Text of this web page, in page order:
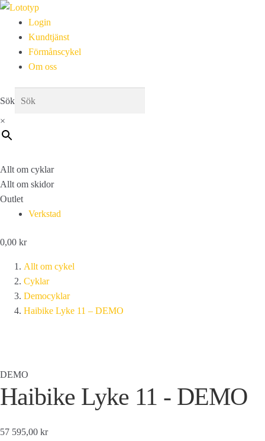
Login
Kundtjänst
Förmånscykel
Om oss
Sök
×
Allt om cyklar
Allt om skidor
Outlet
Verkstad
0,00 kr
Allt om cykel
Cyklar
Democyklar
Haibike Lyke 11 – DEMO
DEMO
Haibike Lyke 11 - DEMO
57 595,00 kr